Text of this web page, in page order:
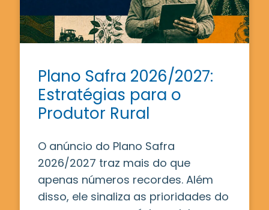
Plano Safra 2026/2027:
Estratégias para o
Produtor Rural
O anúncio do Plano Safra
2026/2027 traz mais do que
apenas números recordes. Além
disso, ele sinaliza as prioridades do